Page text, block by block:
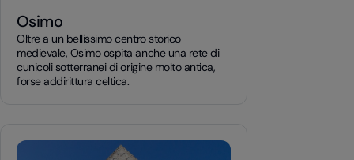
Osimo
Oltre a un bellissimo centro storico
medievale, Osimo ospita anche una rete di
cunicoli sotterranei di origine molto antica,
forse addirittura celtica.